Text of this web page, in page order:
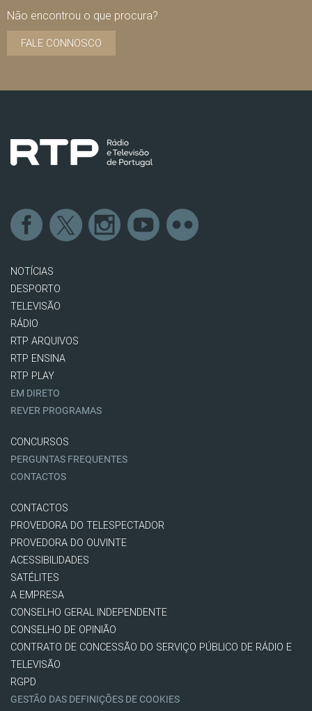
Não encontrou o que procura?
FALE CONNOSCO
NOTÍCIAS
DESPORTO
TELEVISÃO
RÁDIO
RTP ARQUIVOS
RTP ENSINA
RTP PLAY
EM DIRETO
REVER PROGRAMAS
CONCURSOS
PERGUNTAS FREQUENTES
CONTACTOS
CONTACTOS
PROVEDORA DO TELESPECTADOR
PROVEDORA DO OUVINTE
ACESSIBILIDADES
SATÉLITES
A EMPRESA
CONSELHO GERAL INDEPENDENTE
CONSELHO DE OPINIÃO
CONTRATO DE CONCESSÃO DO SERVIÇO PÚBLICO DE RÁDIO E
TELEVISÃO
RGPD
GESTÃO DAS DEFINIÇÕES DE COOKIES